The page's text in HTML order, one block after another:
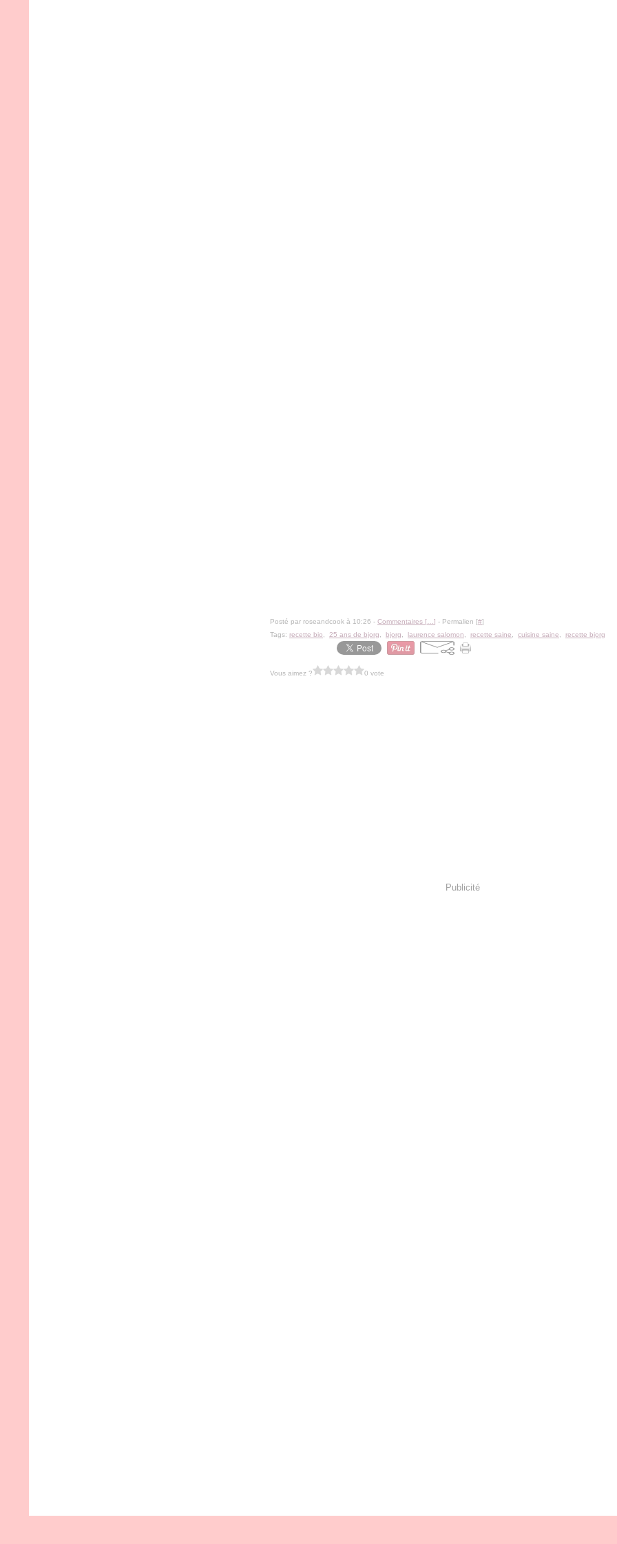
Posté par roseandcook à 10:26 - Commentaires [ ] - Permalien [#]
Tags: recette bio 25 ans de bjorg bjorg laurence salomon recette saine cuisine saine recette bjorg
Vous aimez ? 0 vote
Publicité